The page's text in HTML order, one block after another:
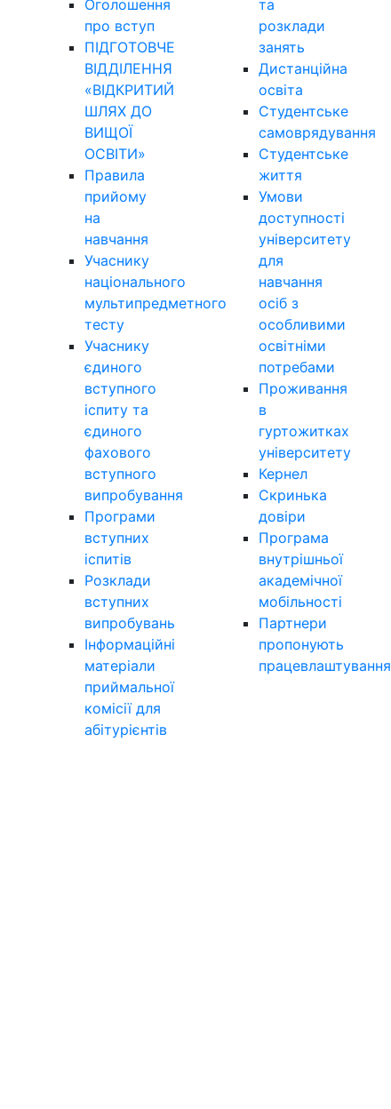
Оголошення
про вступ
ПІДГОТОВЧЕ
ВІДДІЛЕННЯ
«ВІДКРИТИЙ
ШЛЯХ ДО
ВИЩОЇ
ОСВІТИ»
Правила
прийому
на
навчання
Учаснику
національного
мультипредметного
тесту
Учаснику
єдиного
вступного
іспиту та
єдиного
фахового
вступного
випробування
Програми
вступних
іспитів
Розклади
вступних
випробувань
Інформаційні
матеріали
приймальної
комісії для
абітурієнтів
та
розклади
занять
Дистанційна
освіта
Студентське
самоврядування
Студентське
життя
Умови
доступності
університету
для
навчання
осіб з
особливими
освітніми
потребами
Проживання
в
гуртожитках
університету
Кернел
Скринька
довіри
Програма
внутрішньої
академічної
мобільності
Партнери
пропонують
працевлаштування